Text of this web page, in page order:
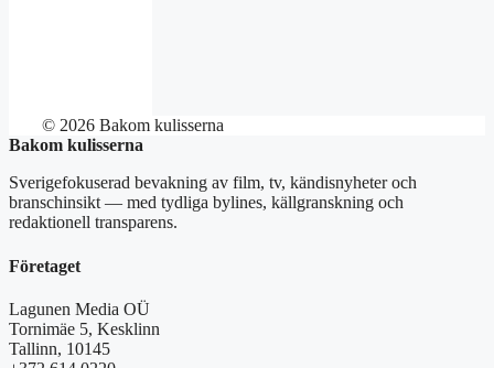
© 2026 Bakom kulisserna
Bakom kulisserna
Sverigefokuserad bevakning av film, tv, kändisnyheter och
branschinsikt — med tydliga bylines, källgranskning och
redaktionell transparens.
Företaget
Lagunen Media OÜ
Tornimäe 5, Kesklinn
Tallinn, 10145